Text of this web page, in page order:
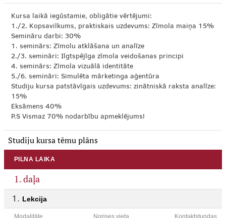
Kursa laikā iegūstamie, obligātie vērtējumi:
1./2. Kopsavilkums, praktiskais uzdevums: Zīmola maiņa 15%
Semināru darbi: 30%
1. seminārs: Zīmolu atklāšana un analīze
2./3. semināri: Ilgtspējīga zīmola veidošanas principi
4. seminārs: Zīmola vizuālā identitāte
5./6. semināri: Simulēta mārketinga aģentūra
Studiju kursa patstāvīgais uzdevums: zinātniskā raksta analīze:
15%
Eksāmens 40%
P.S Vismaz 70% nodarbību apmeklējums!
Studiju kursa tēmu plāns
PILNA LAIKA
1. daļa
Lekcija
Modalitāte Norises vieta Kontaktstundas